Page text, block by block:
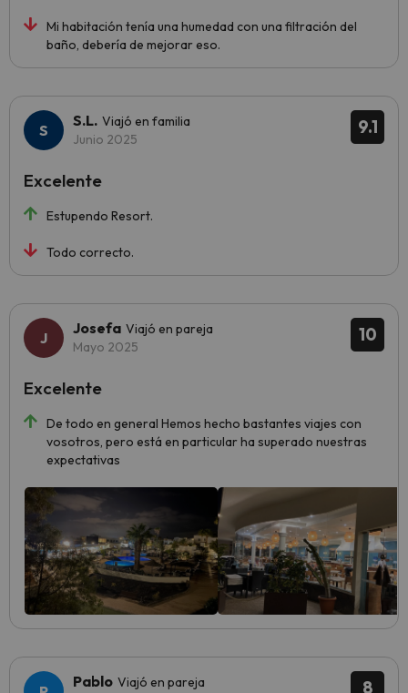
Mi habitación tenía una humedad con una filtración del
baño, debería de mejorar eso.
9.1
S.L. Viajó en familia
Junio 2025
Estupendo Resort.
Todo correcto.
Excelente
10
Josefa Viajó en pareja
Mayo 2025
De todo en general Hemos hecho bastantes viajes con
vosotros, pero está en particular ha superado nuestras
expectativas
Excelente
8
Pablo Viajó en pareja